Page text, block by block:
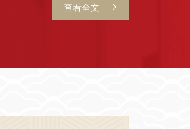
究生，他们已经成为推动社会
查看全文